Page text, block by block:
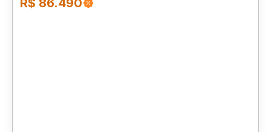
R$ 86.490